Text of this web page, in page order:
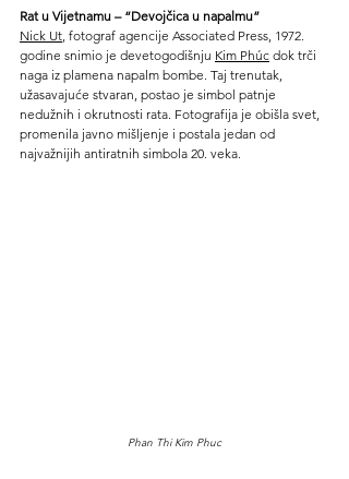
Rat u Vijetnamu – “Devojčica u napalmu”
Nick Ut , fotograf agencije Associated Press, 1972.
godine snimio je devetogodišnju Kim Phúc dok trči
naga iz plamena napalm bombe. Taj trenutak,
užasavajuće stvaran, postao je simbol patnje
nedužnih i okrutnosti rata. Fotografija je obišla svet,
promenila javno mišljenje i postala jedan od
najvažnijih antiratnih simbola 20. veka.
Phan Thi Kim Phuc